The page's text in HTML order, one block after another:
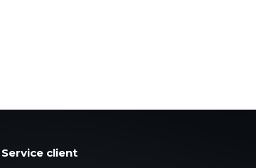
Service client